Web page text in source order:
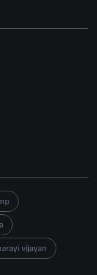
vijayan